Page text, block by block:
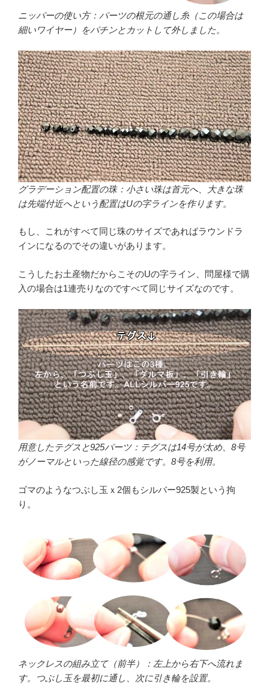
ニッパーの使い方：パーツの根元の通し糸（この場合は
細いワイヤー）をパチンとカットして外しました。
グラデーション配置の珠：小さい珠は首元へ、大きな珠
は先端付近へという配置はUの字ラインを作ります。
もし、これがすべて同じ珠のサイズであればラウンドラ
インになるのでその違いがあります。
こうしたお土産物だからこそのUの字ライン、問屋様で購
入の場合は1連売りなのですべて同じサイズなのです。
用意したテグスと925パーツ：テグスは14号が太め、8号
がノーマルといった線径の感覚です。8号を利用。
ゴマのようなつぶし玉ｘ2個もシルバー925製という拘
り。
ネックレスの組み立て（前半）：左上から右下へ流れま
す。つぶし玉を最初に通し、次に引き輪を設置。